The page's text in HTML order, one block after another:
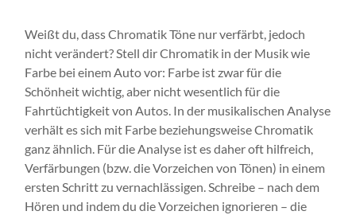
Weißt du, dass Chromatik Töne nur verfärbt, jedoch
nicht verändert? Stell dir Chromatik in der Musik wie
Farbe bei einem Auto vor: Farbe ist zwar für die
Schönheit wichtig, aber nicht wesentlich für die
Fahrtüchtigkeit von Autos. In der musikalischen Analyse
verhält es sich mit Farbe beziehungsweise Chromatik
ganz ähnlich. Für die Analyse ist es daher oft hilfreich,
Verfärbungen (bzw. die Vorzeichen von Tönen) in einem
ersten Schritt zu vernachlässigen. Schreibe – nach dem
Hören und indem du die Vorzeichen ignorieren – die